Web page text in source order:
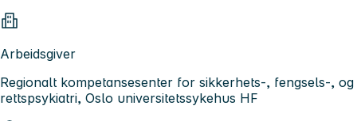
Arbeidsgiver
Regionalt kompetansesenter for sikkerhets-, fengsels-, og
rettspsykiatri, Oslo universitetssykehus HF